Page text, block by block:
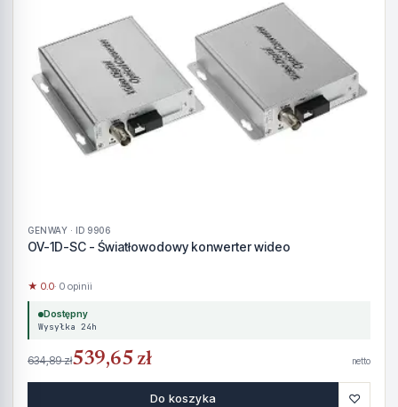
GENWAY · ID 9906
OV-1D-SC - Światłowodowy konwerter wideo
★ 0.0· 0 opinii
Dostępny
Wysyłka 24h
634,89 zł539,65 zł netto
Do koszyka ♡